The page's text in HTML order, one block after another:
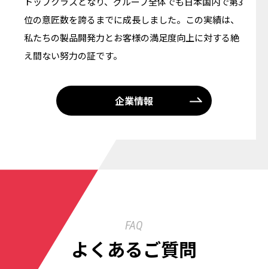
位の意匠数を誇るまでに成長しました。この実績は、
私たちの製品開発力とお客様の満足度向上に対する絶
え間ない努力の証です。
企業情報
FAQ
よくあるご質問